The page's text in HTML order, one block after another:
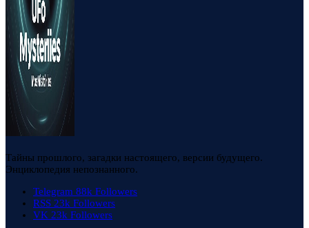
Тайны прошлого, загадки настоящего, версии будущего.
Энциклопедия непознанного.
Telegram 88k Followers
RSS 23k Followers
VK 23k Followers